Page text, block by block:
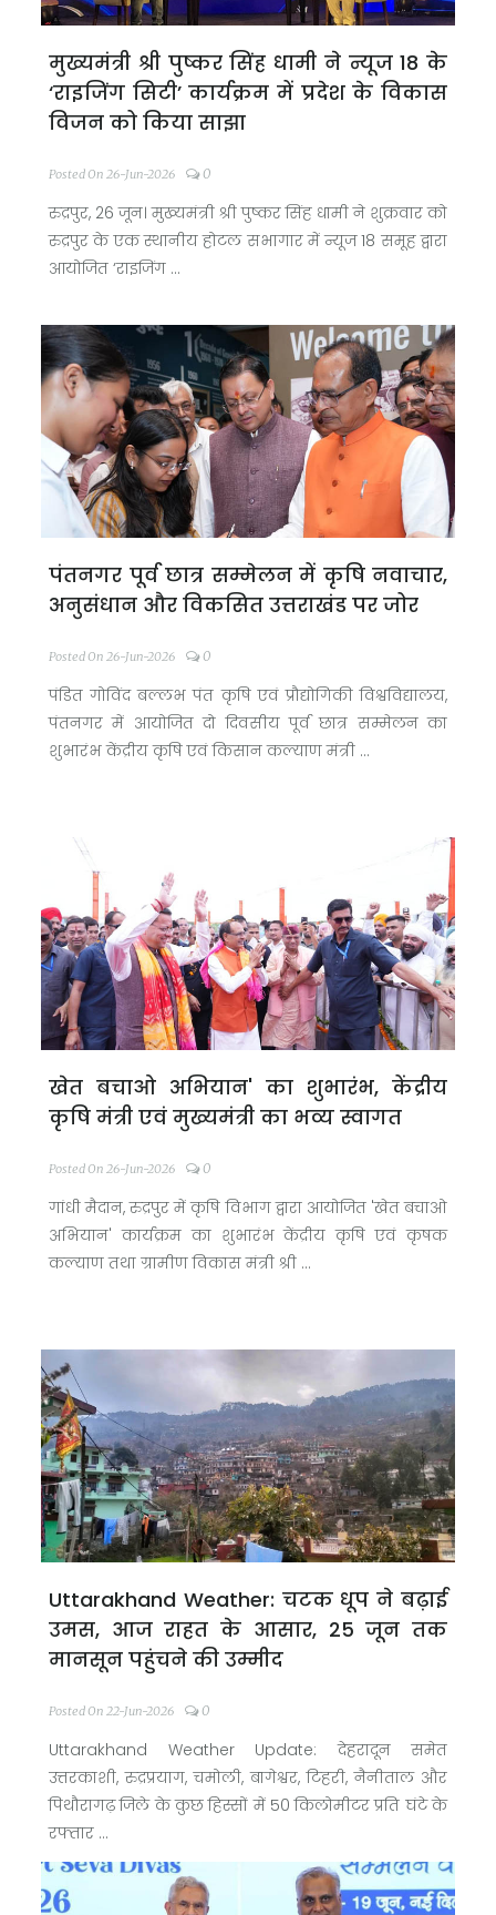
मुख्यमंत्री श्री पुष्कर सिंह धामी ने न्यूज 18 के
‘राइजिंग सिटी’ कार्यक्रम में प्रदेश के विकास
विजन को किया साझा
Posted On 26-Jun-2026 0
रुद्रपुर, 26 जून। मुख्यमंत्री श्री पुष्कर सिंह धामी ने शुक्रवार को
रुद्रपुर के एक स्थानीय होटल सभागार में न्यूज 18 समूह द्वारा
आयोजित ‘राइजिंग ...
पंतनगर पूर्व छात्र सम्मेलन में कृषि नवाचार,
अनुसंधान और विकसित उत्तराखंड पर जोर
Posted On 26-Jun-2026 0
पंडित गोविंद बल्लभ पंत कृषि एवं प्रौद्योगिकी विश्वविद्यालय,
पंतनगर में आयोजित दो दिवसीय पूर्व छात्र सम्मेलन का
शुभारंभ केंद्रीय कृषि एवं किसान कल्याण मंत्री ...
खेत बचाओ अभियान' का शुभारंभ, केंद्रीय
कृषि मंत्री एवं मुख्यमंत्री का भव्य स्वागत
Posted On 26-Jun-2026 0
गांधी मैदान, रुद्रपुर में कृषि विभाग द्वारा आयोजित 'खेत बचाओ
अभियान' कार्यक्रम का शुभारंभ केंद्रीय कृषि एवं कृषक
कल्याण तथा ग्रामीण विकास मंत्री श्री ...
Uttarakhand Weather: चटक धूप ने बढ़ाई
उमस, आज राहत के आसार, 25 जून तक
मानसून पहुंचने की उम्मीद
Posted On 22-Jun-2026 0
Uttarakhand Weather Update: देहरादून समेत
उत्तरकाशी, रुद्रप्रयाग, चमोली, बागेश्वर, टिहरी, नैनीताल और
पिथौरागढ़ जिले के कुछ हिस्सों में 50 किलोमीटर प्रति घंटे के
रफ्तार ...